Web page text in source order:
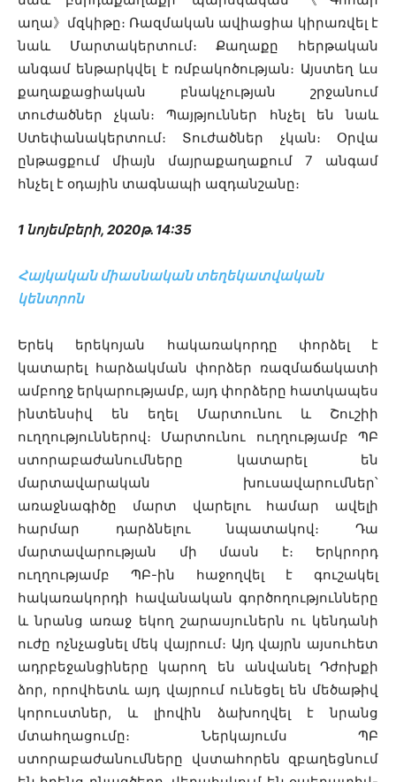
աղա》մզկիթը։ Ռազմական ավիացիա կիրառվել է
նաև Մարտակերտում։ Քաղաքը հերթական
անգամ ենթարկվել է ռմբակոծության։ Այստեղ ևս
քաղաքացիական բնակչության շրջանում
տուժածներ չկան։ Պայթյուններ հնչել են նաև
Ստեփանակերտում։ Տուժածներ չկան։ Օրվա
ընթացքում միայն մայրաքաղաքում 7 անգամ
հնչել է օդային տագնապի ազդանշանը։
1 նոյեմբերի, 2020թ. 14:35
Հայկական միասնական տեղեկատվական
կենտրոն
Երեկ երեկոյան հակառակորդը փորձել է
կատարել հարձակման փորձեր ռազմաճակատի
ամբողջ երկարությամբ, այդ փորձերը հատկապես
ինտենսիվ են եղել Մարտունու և Շուշիի
ուղղություններով։ Մարտունու ուղղությամբ ՊԲ
ստորաբաժանումները կատարել են
մարտավարական խուսավարումներ՝
առաջնագիծը մարտ վարելու համար ավելի
հարմար դարձնելու նպատակով։ Դա
մարտավարության մի մասն է։ Երկրորդ
ուղղությամբ ՊԲ-ին հաջողվել է գուշակել
հակառակորդի հավանական գործողությունները
և նրանց առաջ եկող շարասյուներն ու կենդանի
ուժը ոչնչացնել մեկ վայրում։ Այդ վայրն այսուհետ
ադրբեջանցիները կարող են անվանել Դժոխքի
ձոր, որովհետև այդ վայրում ունեցել են մեծաթիվ
կորուստներ, և լիովին ձախողվել է նրանց
մտահղացումը։ Ներկայումս ՊԲ
ստորաբաժանումները վստահորեն զբաղեցնում